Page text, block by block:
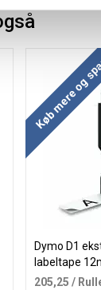
Køb mere
Dymo D1
labeltape
205,25 /